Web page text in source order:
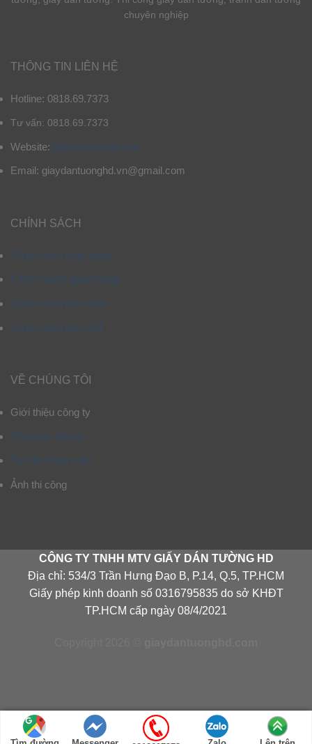
chuyên nghiệp
THÔNG TIN LIÊN HỆ
Hotline: 0818.69.7373
Tư vấn: 0818.69.7373
Website: giaydantuonghd.vn
Email: giaydantuonghd.vn@gmail.com
CHÍNH SÁCH
Chính sách mua hàng
Chính sách giao hàng
Chính sách bảo hành
Chính sách bảo mật
VỀ CHÚNG TÔI
Giới thiệu công ty
Thông tin liên hệ
Tư vấn chọn mẫu
Ảnh thi công
CÔNG TY TNHH MTV GIẤY DÁN TƯỜNG HD
Địa chỉ: 534/3 Trần Hưng Đạo B, P.14, Q.5, TP.HCM
Giấy phép kinh doanh số 0316795835 do sở KHĐT
TP.HCM cấp ngày 08/4/2021